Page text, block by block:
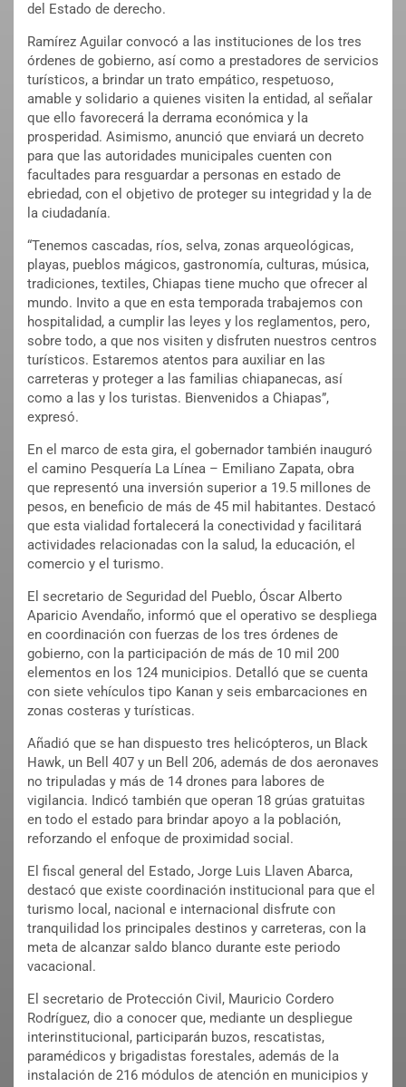
del Estado de derecho.
Ramírez Aguilar convocó a las instituciones de los tres
órdenes de gobierno, así como a prestadores de servicios
turísticos, a brindar un trato empático, respetuoso,
amable y solidario a quienes visiten la entidad, al señalar
que ello favorecerá la derrama económica y la
prosperidad. Asimismo, anunció que enviará un decreto
para que las autoridades municipales cuenten con
facultades para resguardar a personas en estado de
ebriedad, con el objetivo de proteger su integridad y la de
la ciudadanía.
“Tenemos cascadas, ríos, selva, zonas arqueológicas,
playas, pueblos mágicos, gastronomía, culturas, música,
tradiciones, textiles, Chiapas tiene mucho que ofrecer al
mundo. Invito a que en esta temporada trabajemos con
hospitalidad, a cumplir las leyes y los reglamentos, pero,
sobre todo, a que nos visiten y disfruten nuestros centros
turísticos. Estaremos atentos para auxiliar en las
carreteras y proteger a las familias chiapanecas, así
como a las y los turistas. Bienvenidos a Chiapas”,
expresó.
En el marco de esta gira, el gobernador también inauguró
el camino Pesquería La Línea – Emiliano Zapata, obra
que representó una inversión superior a 19.5 millones de
pesos, en beneficio de más de 45 mil habitantes. Destacó
que esta vialidad fortalecerá la conectividad y facilitará
actividades relacionadas con la salud, la educación, el
comercio y el turismo.
El secretario de Seguridad del Pueblo, Óscar Alberto
Aparicio Avendaño, informó que el operativo se despliega
en coordinación con fuerzas de los tres órdenes de
gobierno, con la participación de más de 10 mil 200
elementos en los 124 municipios. Detalló que se cuenta
con siete vehículos tipo Kanan y seis embarcaciones en
zonas costeras y turísticas.
Añadió que se han dispuesto tres helicópteros, un Black
Hawk, un Bell 407 y un Bell 206, además de dos aeronaves
no tripuladas y más de 14 drones para labores de
vigilancia. Indicó también que operan 18 grúas gratuitas
en todo el estado para brindar apoyo a la población,
reforzando el enfoque de proximidad social.
El fiscal general del Estado, Jorge Luis Llaven Abarca,
destacó que existe coordinación institucional para que el
turismo local, nacional e internacional disfrute con
tranquilidad los principales destinos y carreteras, con la
meta de alcanzar saldo blanco durante este periodo
vacacional.
El secretario de Protección Civil, Mauricio Cordero
Rodríguez, dio a conocer que, mediante un despliegue
interinstitucional, participarán buzos, rescatistas,
paramédicos y brigadistas forestales, además de la
instalación de 216 módulos de atención en municipios y